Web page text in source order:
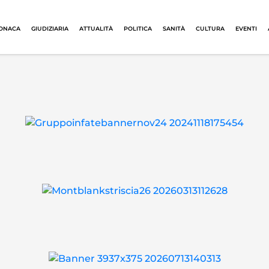
GIUDIZIARIA ATTUALITÀ POLITICA SANITÀ CULTURA EVENTI